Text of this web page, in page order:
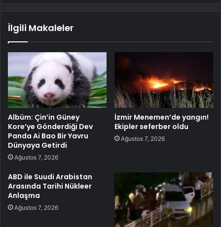
İlgili Makaleler
Albüm: Çin’in Güney
Kore’ye Gönderdiği Dev
Panda Ai Bao Bir Yavru
Dünyaya Getirdi
Ağustos 7, 2026
İzmir Menemen’de yangın!
Ekipler seferber oldu
Ağustos 7, 2026
ABD ile Suudi Arabistan
Arasında Tarihi Nükleer
Anlaşma
Ağustos 7, 2026